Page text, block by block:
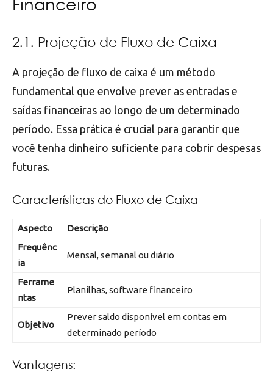
Financeiro
2.1. Projeção de Fluxo de Caixa
A projeção de fluxo de caixa é um método
fundamental que envolve prever as entradas e
saídas financeiras ao longo de um determinado
período. Essa prática é crucial para garantir que
você tenha dinheiro suficiente para cobrir despesas
futuras.
Características do Fluxo de Caixa
Aspecto
Descrição
Frequênc
ia
Mensal, semanal ou diário
Ferrame
ntas
Planilhas, software financeiro
Objetivo
Prever saldo disponível em contas em
determinado período
Vantagens: